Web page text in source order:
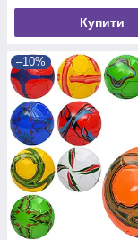
Купити
–10%